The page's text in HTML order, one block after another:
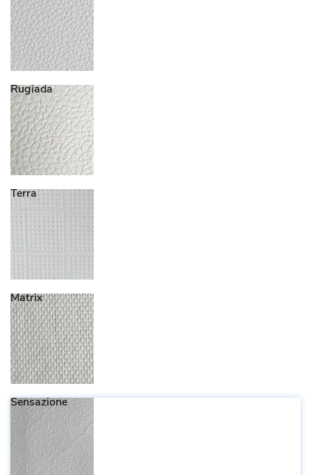
Rugiada
Terra
Matrix
Sensazione